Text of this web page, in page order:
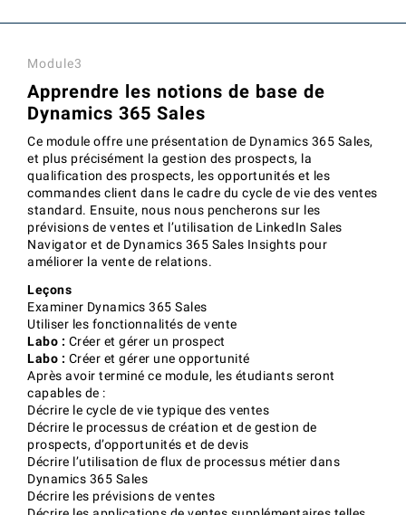
Module3
Apprendre les notions de base de
Dynamics 365 Sales
Ce module offre une présentation de Dynamics 365 Sales,
et plus précisément la gestion des prospects, la
qualification des prospects, les opportunités et les
commandes client dans le cadre du cycle de vie des ventes
standard. Ensuite, nous nous pencherons sur les
prévisions de ventes et l’utilisation de LinkedIn Sales
Navigator et de Dynamics 365 Sales Insights pour
améliorer la vente de relations.
Leçons
Examiner Dynamics 365 Sales
Utiliser les fonctionnalités de vente
Labo : Créer et gérer un prospect
Labo : Créer et gérer une opportunité
Après avoir terminé ce module, les étudiants seront
capables de :
Décrire le cycle de vie typique des ventes
Décrire le processus de création et de gestion de
prospects, d’opportunités et de devis
Décrire l’utilisation de flux de processus métier dans
Dynamics 365 Sales
Décrire les prévisions de ventes